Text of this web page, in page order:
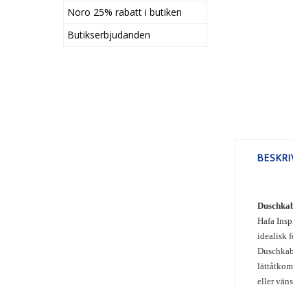
Noro 25% rabatt i butiken
Butikserbjudanden
Hafa
idealisk
eller